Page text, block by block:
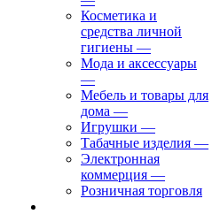
Косметика и
средства личной
гигиены —
Мода и аксессуары
—
Мебель и товары для
дома —
Игрушки —
Табачные изделия —
Электронная
коммерция —
Розничная торговля